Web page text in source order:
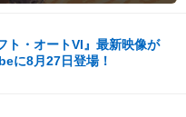
ト・オートVI』最新映像が
に8月27日登場！